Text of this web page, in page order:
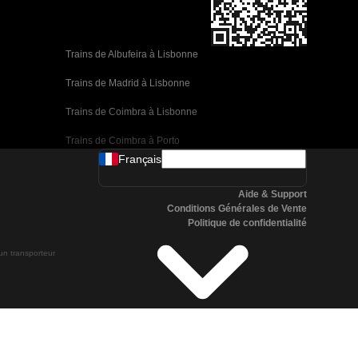
Trains de Albufeira à Lisbonne
Trains de Madrid à Lisbonne
Trains de Coimbra à Lisbonne
Trains de Coimbra à Porto
Trains de Valence à Barcelone
Trains de Malaga à Barcelone
Trains de Malaga à Madrid
Trains de Cordoue à Madrid
transporteur
Français
Aide & Support
Conditions Générales de Vente
Politique de confidentialité